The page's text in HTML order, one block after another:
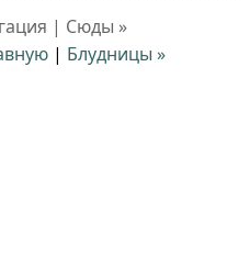
| Сюды »
| Блудницы »